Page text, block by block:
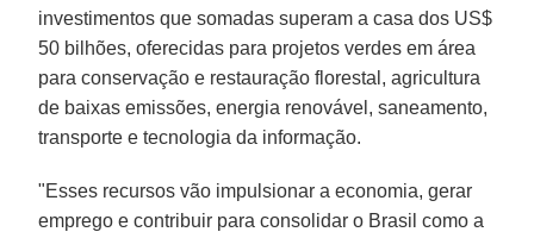
investimentos que somadas superam a casa dos US$
50 bilhões, oferecidas para projetos verdes em área
para conservação e restauração florestal, agricultura
de baixas emissões, energia renovável, saneamento,
transporte e tecnologia da informação.
"Esses recursos vão impulsionar a economia, gerar
emprego e contribuir para consolidar o Brasil como a